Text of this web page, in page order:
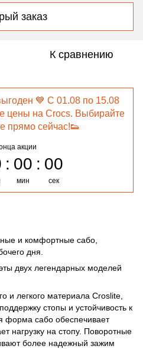
заказ
К сравнению
💙 С 01.08 по 15.08
цены на Crocs. Выбирайте
прямо сейчас!👟
акции
00
мин
00
сек
и комфортные сабо,
дня.
двух легендарных моделей
и легкого материала Croslite,
стопы и устойчивость к
форма сабо обеспечивает
нагрузку на стопу. Поворотные
более надежный зажим